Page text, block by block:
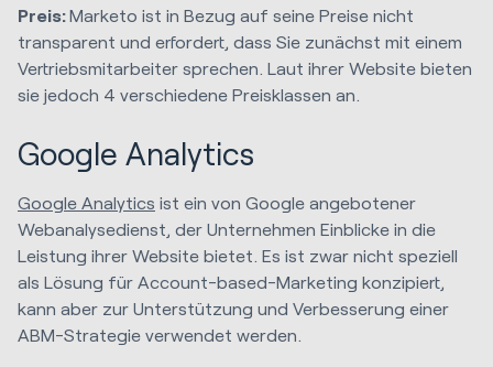
Preis:Marketo ist in Bezug auf seine Preise nicht
transparent und erfordert, dass Sie zunächst mit einem
Vertriebsmitarbeiter sprechen. Laut ihrer Website bieten
sie jedoch 4 verschiedene Preisklassen an.
Google Analytics
Google Analytics ist ein von Google angebotener
Webanalysedienst, der Unternehmen Einblicke in die
Leistung ihrer Website bietet. Es ist zwar nicht speziell
als Lösung für Account-based-Marketing konzipiert,
kann aber zur Unterstützung und Verbesserung einer
ABM-Strategie verwendet werden.